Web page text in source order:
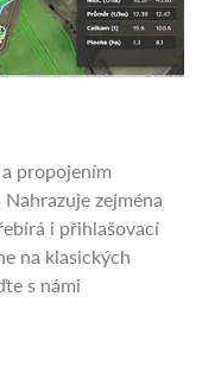
propojením
zejména
i přihlašovací
na klasických
s námi